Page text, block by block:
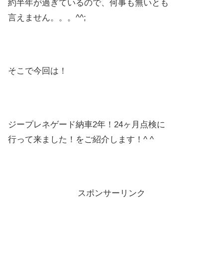
約半年が過ぎているので、何事も無いとも
言えません。。。^^;
そこで今回は！
ジープレネゲード納車2年！24ヶ月点検に
行って来ました！をご紹介します！^ ^
スポンサーリンク